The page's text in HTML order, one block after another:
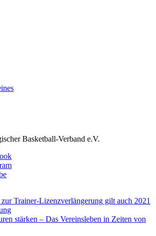
Basketball-Verband e.V.
Trainer-Lizenzverlängerung gilt auch 2021
stärken – Das Vereinsleben in Zeiten von